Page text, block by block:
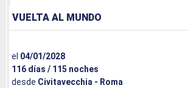
VUELTA AL MUNDO
desde Civitavecchia - Roma
116 días / 115 noches
el 04/01/2028